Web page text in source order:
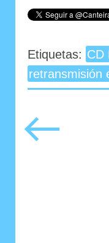
Etiquetas: CD
retransmisión